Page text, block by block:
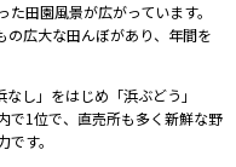
田園風景が広がっています。
広大な田んぼがあり、年間を
し」をはじめ「浜ぶどう」
で1位で、直売所も多く新鮮な野
す。